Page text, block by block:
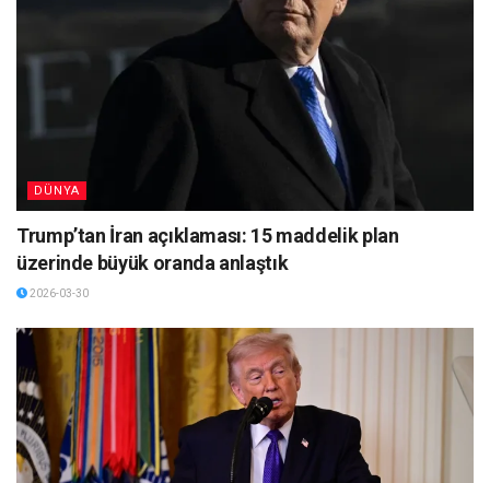
DÜNYA
Trump’tan İran açıklaması: 15 maddelik plan
üzerinde büyük oranda anlaştık
2026-03-30